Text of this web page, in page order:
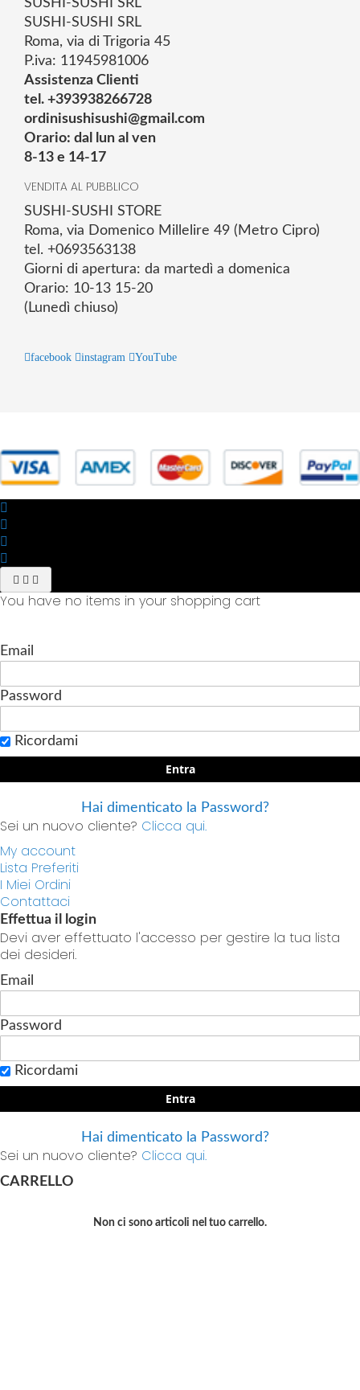
SUSHI-SUSHI SRL
SUSHI-SUSHI SRL
Roma, via di Trigoria 45
P.iva: 11945981006
Assistenza Clienti
tel. +393938266728
ordinisushisushi@gmail.com
Orario: dal lun al ven
8-13 e 14-17
VENDITA AL PUBBLICO
SUSHI-SUSHI STORE
Roma, via Domenico Millelire 49 (Metro Cipro)
tel. +0693563138
Giorni di apertura: da martedì a domenica
Orario: 10-13 15-20
(Lunedì chiuso)
facebook instagram YouTube
You have no items in your shopping cart
Email
Password
Ricordami
Entra
Hai dimenticato la Password?
Sei un nuovo cliente? Clicca qui.
My account
Lista Preferiti
I Miei Ordini
Contattaci
Effettua il login
Devi aver effettuato l'accesso per gestire la tua lista
dei desideri.
Email
Password
Ricordami
Entra
Hai dimenticato la Password?
Sei un nuovo cliente? Clicca qui.
CARRELLO
Non ci sono articoli nel tuo carrello.